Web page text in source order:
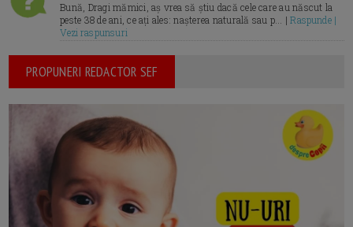
Bună, Dragi mămici, aș vrea să știu dacă cele care au născut la
peste 38 de ani, ce ați ales: nașterea naturală sau p... |Raspunde |
Vezi raspunsuri
PROPUNERI REDACTOR SEF